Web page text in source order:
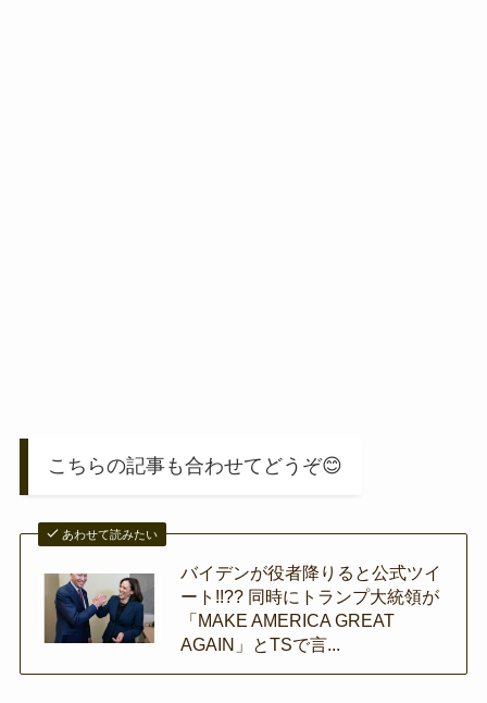
こちらの記事も合わせてどうぞ😊
あわせて読みたい
バイデンが役者降りると公式ツイ
ート!!?? 同時にトランプ大統領が
「MAKE AMERICA GREAT
AGAIN」とTSで言...